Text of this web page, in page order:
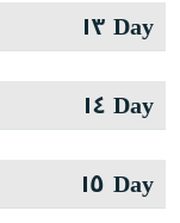
Day ١٣
Day ١٤
Day ١٥